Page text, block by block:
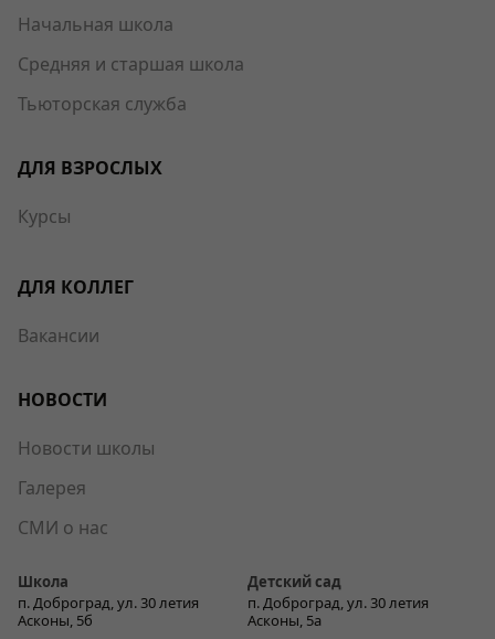
Начальная школа
Средняя и старшая школа
Тьюторская служба
ДЛЯ ВЗРОСЛЫХ
Курсы
ДЛЯ КОЛЛЕГ
Вакансии
НОВОСТИ
Новости школы
Галерея
СМИ о нас
Школа
п. Доброград, ул. 30 летия
Асконы, 5б
Детский сад
п. Доброград, ул. 30 летия
Асконы, 5а